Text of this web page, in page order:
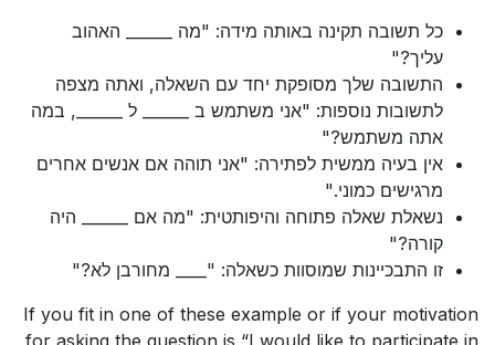
כל תשובה תקינה באותה מידה: "מה ______ האהוב
עליך?"
התשובה שלך מסופקת יחד עם השאלה, ואתה מצפה
לתשובות נוספות: "אני משתמש ב ______ ל ______, במה
אתה משתמש?"
אין בעיה ממשית לפתירה: "אני תוהה אם אנשים אחרים
מרגישים כמוני."
נשאלת שאלה פתוחה והיפותטית: "מה אם ______ היה
קורה?"
זו התבכיינות שמוסוות כשאלה: "____ מחורבן לא?"
If you fit in one of these example or if your motivation
for asking the question is “I would like to participate in